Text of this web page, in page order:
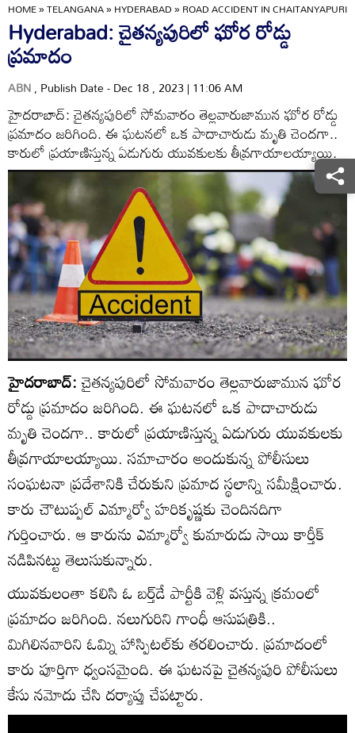
HOME»TELANGANA»HYDERABAD»ROAD ACCIDENT IN CHAITANYAPURI
Hyderabad: చైతన్యపురిలో ఘోర రోడ్డు
ప్రమాదం
ABN, Publish Date - Dec 18 , 2023 | 11:06 AM
హైదరాబాద్: చైతన్యపురిలో సోమవారం తెల్లవారుజామున ఘోర రోడ్డు
ప్రమాదం జరిగింది. ఈ ఘటనలో ఒక పాదాచారుడు మృతి చెందగా..
కారులో ప్రయాణిస్తున్న ఏడుగురు యువకులకు తీవ్రగాయాలయ్యాయి.
హైదరాబాద్:చైతన్యపురిలో సోమవారం తెల్లవారుజామున ఘోర
రోడ్డు ప్రమాదం జరిగింది. ఈ ఘటనలో ఒక పాదాచారుడు
మృతి చెందగా.. కారులో ప్రయాణిస్తున్న ఏడుగురు యువకులకు
తీవ్రగాయాలయ్యాయి. సమాచారం అందుకున్న పోలీసులు
సంఘటనా ప్రదేశానికి చేరుకుని ప్రమాద స్థలాన్ని సమీక్షించారు.
కారు చౌటుప్పల్ ఎమ్మార్వో హరికృష్ణకు చెందినదిగా
గుర్తించారు. ఆ కారును ఎమ్మార్వో కుమారుడు సాయి కార్తీక్
నడిపినట్టు తెలుసుకున్నారు.
యువకులంతా కలిసి ఓ బర్త్‌డే పార్టీకి వెళ్లి వస్తున్న క్రమంలో
ప్రమాదం జరిగింది. నలుగురిని గాంధీ ఆసుపత్రికి..
మిగిలినవారిని ఓమ్ని హాస్పిటల్‌కు తరలించారు. ప్రమాదంలో
కారు పూర్తిగా ధ్వంసమైంది. ఈ ఘటనపై చైతన్యపురి పోలీసులు
కేసు నమోదు చేసి దర్యాప్తు చేపట్టారు.